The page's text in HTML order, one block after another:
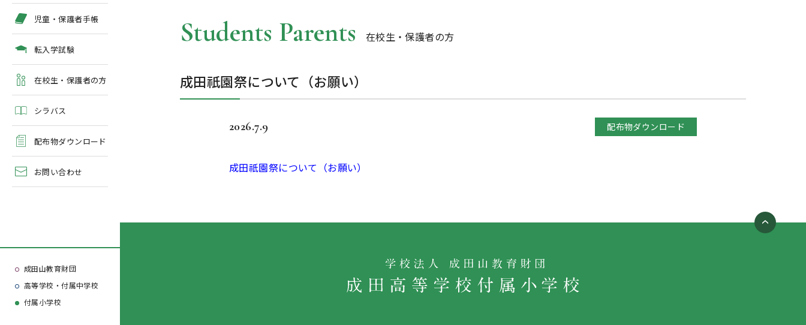
施設紹介
アクセスマップ
よくある質問
入学検査
入学検査関係行事等の呼
びかけ
学校案内・資料請求
７月・８月の行事予定
児童・保護者手帳
転入学試験
在校生・保護者の方
シラバス
配布物ダウンロード
お問い合わせ
成田山教育財団
高等学校・付属中学校
付属小学校
Students Parents 在校生・保護者の方
成田祇園祭について（お願い）
2026.7.9 配布物ダウンロード
成田祇園祭について（お願い）